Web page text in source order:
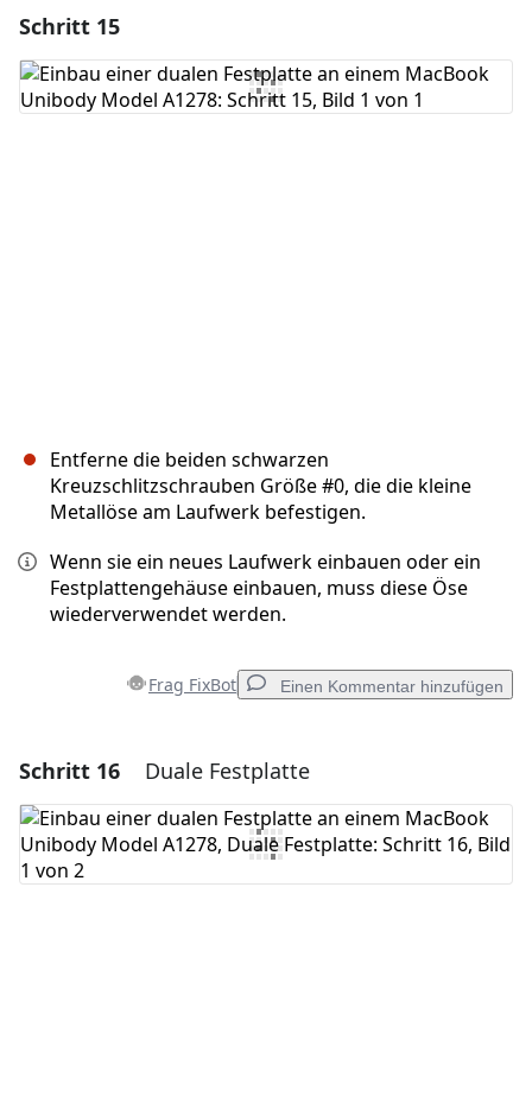
Kommentar hinzufügen
Schritt 15
Entferne die beiden schwarzen
Kreuzschlitzschrauben Größe #0, die die kleine
Metallöse am Laufwerk befestigen.
Wenn sie ein neues Laufwerk einbauen oder ein
Festplattengehäuse einbauen, muss diese Öse
wiederverwendet werden.
Frag FixBot Einen Kommentar hinzufügen
Einen Kommentar hinzufügen
Kommentar hinzufügen
Schritt 16 Duale Festplatte